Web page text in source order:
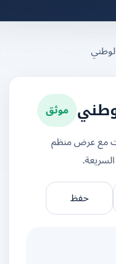
موثق
عرض منظم